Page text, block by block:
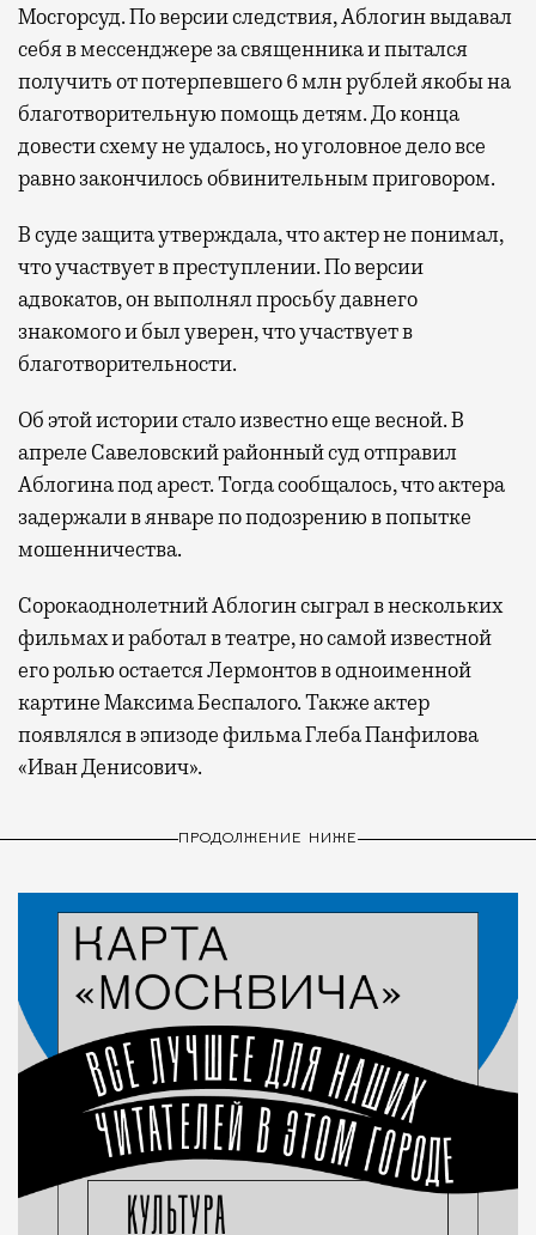
Мосгорсуд. По версии следствия, Аблогин выдавал
себя в мессенджере за священника и пытался
получить от потерпевшего 6 млн рублей якобы на
благотворительную помощь детям. До конца
довести схему не удалось, но уголовное дело все
равно закончилось обвинительным приговором.
В суде защита утверждала, что актер не понимал,
что участвует в преступлении. По версии
адвокатов, он выполнял просьбу давнего
знакомого и был уверен, что участвует в
благотворительности.
Об этой истории стало известно еще весной. В
апреле Савеловский районный суд отправил
Аблогина под арест. Тогда сообщалось, что актера
задержали в январе по подозрению в попытке
мошенничества.
Сорокаоднолетний Аблогин сыграл в нескольких
фильмах и работал в театре, но самой известной
его ролью остается Лермонтов в одноименной
картине Максима Беспалого. Также актер
появлялся в эпизоде фильма Глеба Панфилова
«Иван Денисович».
ПРОДОЛЖЕНИЕ НИЖЕ